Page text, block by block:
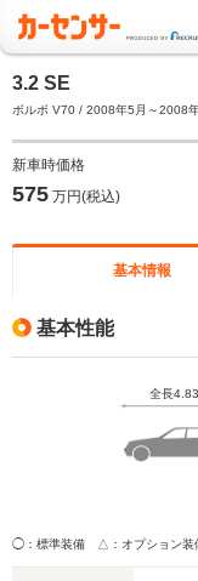
3.2 SE
ボルボ V70 / 2008年5月～2008
新車時価格
575 万円(税込)
基本情報
基本性能
全長
◯：標準装備 △：オプション